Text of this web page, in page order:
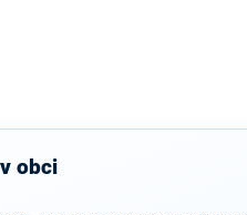
obci